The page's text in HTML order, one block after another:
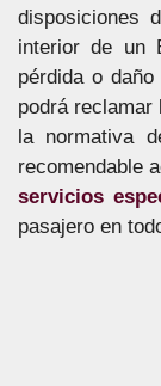
disposiciones
interior de un
pérdida o
podrá reclamar
la normativa
recomendable
servicios
pasajero en